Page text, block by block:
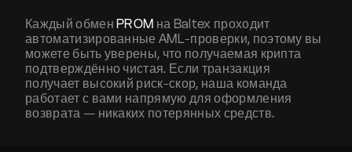
Каждый обменPROM на Baltex проходит
автоматизированные AML-проверки, поэтому вы
можете быть уверены, что получаемая крипта
подтверждённо чистая. Если транзакция
получает высокий риск-скор, наша команда
работает с вами напрямую для оформления
возврата — никаких потерянных средств.